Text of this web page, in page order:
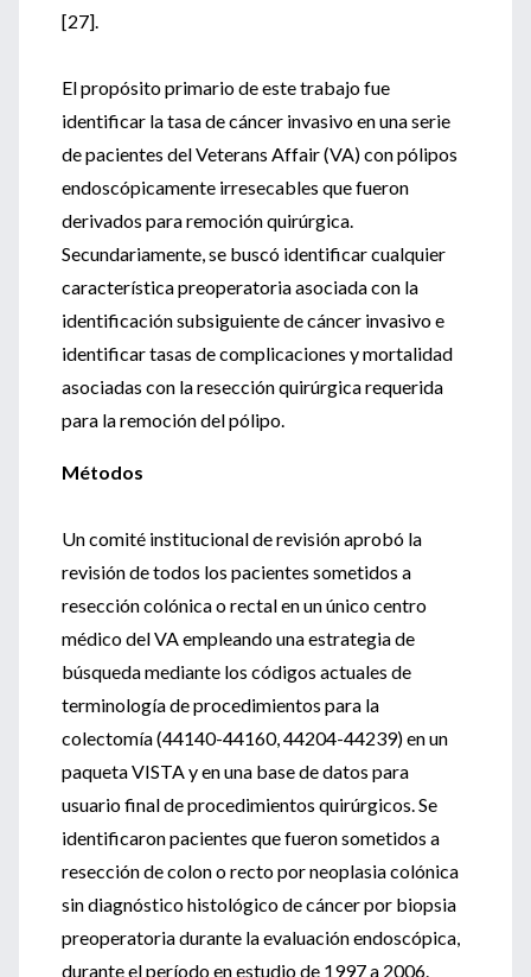
[27].
El propósito primario de este trabajo fue
identificar la tasa de cáncer invasivo en una serie
de pacientes del Veterans Affair (VA) con pólipos
endoscópicamente irresecables que fueron
derivados para remoción quirúrgica.
Secundariamente, se buscó identificar cualquier
característica preoperatoria asociada con la
identificación subsiguiente de cáncer invasivo e
identificar tasas de complicaciones y mortalidad
asociadas con la resección quirúrgica requerida
para la remoción del pólipo.
Métodos
Un comité institucional de revisión aprobó la
revisión de todos los pacientes sometidos a
resección colónica o rectal en un único centro
médico del VA empleando una estrategia de
búsqueda mediante los códigos actuales de
terminología de procedimientos para la
colectomía (44140-44160, 44204-44239) en un
paqueta VISTA y en una base de datos para
usuario final de procedimientos quirúrgicos. Se
identificaron pacientes que fueron sometidos a
resección de colon o recto por neoplasia colónica
sin diagnóstico histológico de cáncer por biopsia
preoperatoria durante la evaluación endoscópica,
durante el período en estudio de 1997 a 2006.